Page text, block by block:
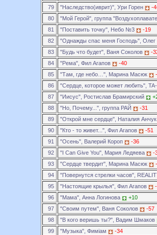
79
"Наследство(иврит)", Ури Горен
-
80
"Мой Герой", группа
81
"Поставить точку", Небо №3
-19
82
"Однажды спас меня Господь",
83
"Будь что будет", Ваня Соколов
-
84
"Рема", Фил Агапов
-40
85
"Там, где небо…", Марина Масюк
86
"Сердце, которое может любить",
87
"Иисус", Ростислав Брамирский
88
"Но, Почему...", группа РАЙ
-31
89
"Открой мне сердце", Наталия
90
"Кто - то живет...", Фил Агапов
-51
91
"Осень", Валерий Короп
-36
92
"I Can Give You", Мария Ледяева
-
93
"Сердце твердит", Марина Масюк
94
"Повернутся стрелки часов",
95
"Настоящие крылья", Фил Агапов
96
"Мама", Анна Логинова
+10
97
"Своим путем", Ваня Соколов
-57
98
"В кого веришь ты?", Вадим Шмаков
99
"Музыка", Фимiам
-34